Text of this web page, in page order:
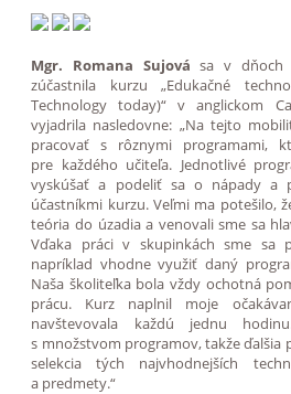
Mgr. Romana Sujovása v dňoch
zúčastnila kurzu „Edukačné
Technology today)“ v anglickom
vyjadrila nasledovne: „Na tejto
pracovať s rôznymi programami,
pre každého učiteľa. Jednotlivé
vyskúšať a podeliť sa o nápady a
účastníkmi kurzu. Veľmi ma potešilo,
teória do úzadia a venovali sme sa
Vďaka práci v skupinkách sme sa
napríklad vhodne využiť daný
Naša školiteľka bola vždy ochotná
prácu. Kurz naplnil moje
navštevovala každú jednu
s množstvom programov, takže ďalšia
selekcia tých najvhodnejších
a predmety.“